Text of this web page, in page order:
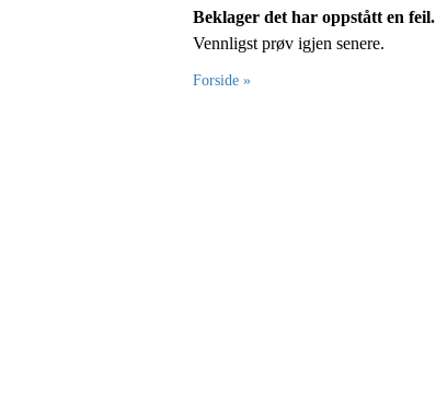
Beklager det har oppstått en feil.
Vennligst prøv igjen senere.
Forside »